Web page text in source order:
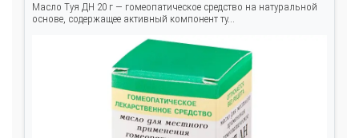
Масло Туя ДН 20 г — гомеопатическое средство на натуральной
основе, содержащее активный компонент ту...